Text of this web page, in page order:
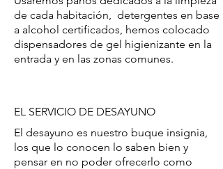
de cada habitación, detergentes en base
a alcohol certificados, hemos colocado
dispensadores de gel higienizante en la
entrada y en las zonas comunes.
EL SERVICIO DE DESAYUNO
El desayuno es nuestro buque insignia,
los que lo conocen lo saben bien y
pensar en no poder ofrecerlo como